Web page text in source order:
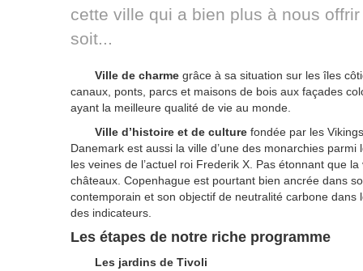
cette ville qui a bien plus à nous
soit...
Ville de charme grâce à sa situation sur les îles
canaux, ponts, parcs et maisons de bois aux façades
ayant la meilleure qualité de vie au monde.
Ville d’histoire et de culture fondée par les
Danemark est aussi la ville d’une des monarchies
les veines de l’actuel roi Frederik X. Pas étonnant que
châteaux. Copenhague est pourtant bien ancrée dans
contemporain et son objectif de neutralité carbone dans
des indicateurs.
Les étapes de notre riche programme
Les jardins de Tivoli